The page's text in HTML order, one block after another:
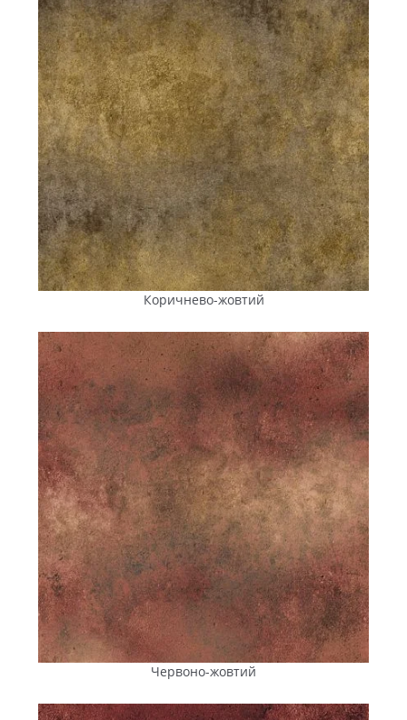
перепадів температур і впливу ультрафіолету, не
розтріскується після морозів, не вбирає вологу. А
шорстка поверхня знижує ризик ковзання в дощ і
взимку.
Пряме постачання без посередників. Замовлення
оформлюється безпосередньо із заводу у
Вознесенську — це виключає дилерські націнки й
забезпечує прозору, конкурентоспроможну ціну. Для
оптовихзамовників діють спеціальні умови, знижки
та персональніпропонування.
Оперативне доставлянняКіровоградською
областю.Завдяки наявності власного транспорту й
географічній близькості до Малої Виски, постачання
організовується точно в строк, без затримок. Техніка
з кранами-маніпуляторами забезпечує швидке
вивантаження на об’єкті.
супроводжують клієнта на всіх етапах: допомагають
вибрати тип плитки, розрахувати обсяги,
погоджуютьтерміни доставлення та контролюють
процес доставлення до вивантаження на об’єкті.
Довговічне тротуарне покриття починається з
правильного вибору. Ваше завдання — купити тротуарну
плитку в Малій Висці за виправданою ціною і з гарантією
якості? ANYFEM® — це універсальне й надійне рішення, з
яким можна реалізувати проєкт будь-якого масштабу: від
садової доріжки до міськоїплощі.
Коричнево-жовтий
Червоно-жовтий